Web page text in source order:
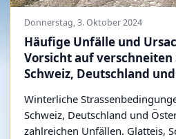
Donnerstag, 3. Oktober 2024
Häufige Unfälle und
Vorsicht auf verschneiten
Schweiz, Deutschland
Winterliche
Schweiz, Deutschland und
zahlreichen Unfällen. Glatteis,